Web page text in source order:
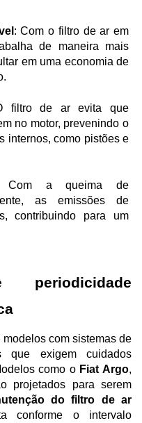
: Com o filtro de ar em
de maneira mais
em uma economia de
filtro de ar evita que
no motor, prevenindo o
internos, como pistões e
a queima de
as emissões de
contribuindo para um
com sistemas de
que exigem cuidados
como o Fiat Argo
projetados para serem
do filtro de ar
conforme o intervalo